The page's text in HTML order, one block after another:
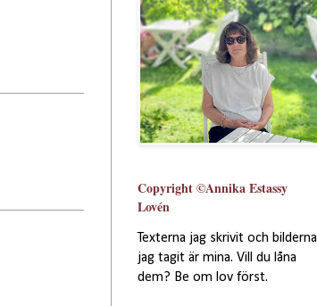
Copyright ©Annika Estassy
Lovén
Texterna jag skrivit och bilderna
jag tagit är mina. Vill du låna
dem? Be om lov först.